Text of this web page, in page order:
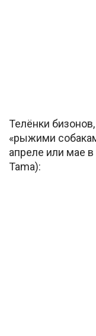
Телёнки
«рыжими
апреле или мае
Tama):